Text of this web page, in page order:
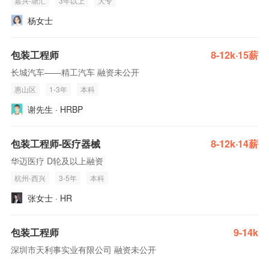
杨女士
包装工程师 8-12k·15薪
长城汽车——精工汽车 融资未公开
惠山区 1-3年 本科
谢先生 · HRBP
包装工程师-医疗器械 8-12k·14薪
华迈医疗 D轮及以上融资
杭州-西兴 3-5年 本科
张女士 · HR
包装工程师 9-14k
深圳市天利事实业有限公司 融资未公开